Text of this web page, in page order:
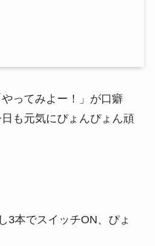
やってみよー！」が口癖
も元気にぴょんぴょん頑
3本でスイッチON、ぴょ